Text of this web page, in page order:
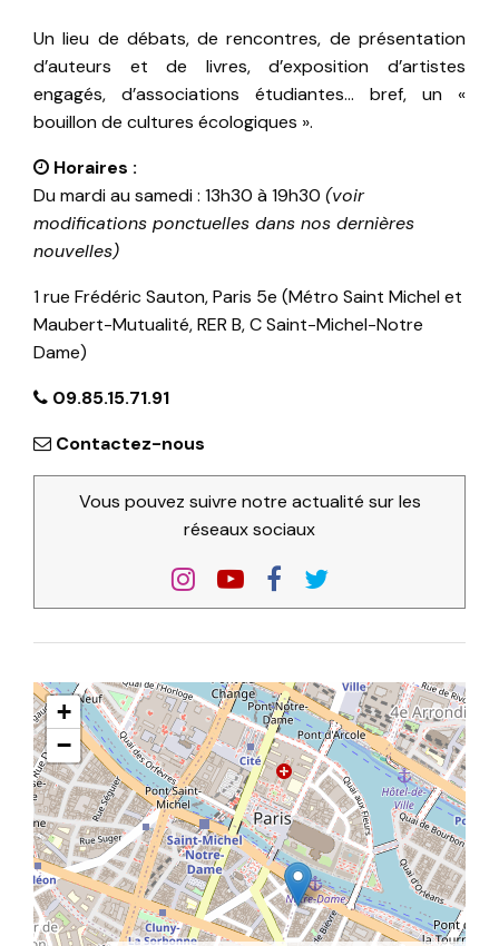
Un lieu de débats, de rencontres, de présentation
d’auteurs et de livres, d’exposition d’artistes
engagés, d’associations étudiantes… bref, un «
bouillon de cultures écologiques ».
Horaires :
Du mardi au samedi : 13h30 à 19h30 (voir
modifications ponctuelles dans nos dernières
nouvelles)
1 rue Frédéric Sauton, Paris 5e (Métro Saint Michel et
Maubert-Mutualité, RER B, C Saint-Michel-Notre
Dame)
09.85.15.71.91
Contactez-nous
Vous pouvez suivre notre actualité sur les
réseaux sociaux
+
−